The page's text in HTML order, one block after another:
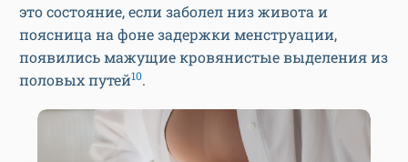
это состояние, если заболел низ живота и
поясница на фоне задержки менструации,
появились мажущие кровянистые выделения из
половых путей10.